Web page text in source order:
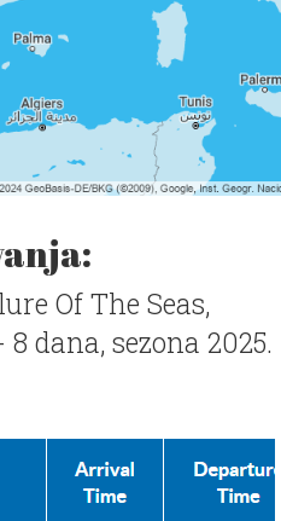
Of The Seas,
dana, sezona 2025.